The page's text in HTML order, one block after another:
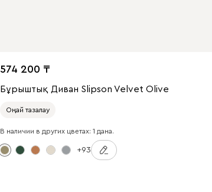
574 200
Бұрыштық Диван Slipson Velvet Olive
Оңай тазалау
В наличии в других цветах: 1 дана.
+93